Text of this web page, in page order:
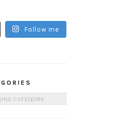
Follow me